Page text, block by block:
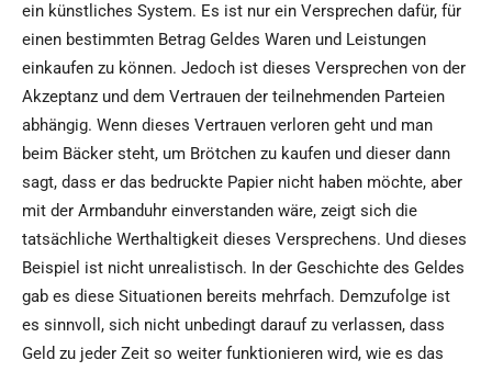
ein künstliches System. Es ist nur ein Versprechen dafür, für
einen bestimmten Betrag Geldes Waren und Leistungen
einkaufen zu können. Jedoch ist dieses Versprechen von der
Akzeptanz und dem Vertrauen der teilnehmenden Parteien
abhängig. Wenn dieses Vertrauen verloren geht und man
beim Bäcker steht, um Brötchen zu kaufen und dieser dann
sagt, dass er das bedruckte Papier nicht haben möchte, aber
mit der Armbanduhr einverstanden wäre, zeigt sich die
tatsächliche Werthaltigkeit dieses Versprechens. Und dieses
Beispiel ist nicht unrealistisch. In der Geschichte des Geldes
gab es diese Situationen bereits mehrfach. Demzufolge ist
es sinnvoll, sich nicht unbedingt darauf zu verlassen, dass
Geld zu jeder Zeit so weiter funktionieren wird, wie es das